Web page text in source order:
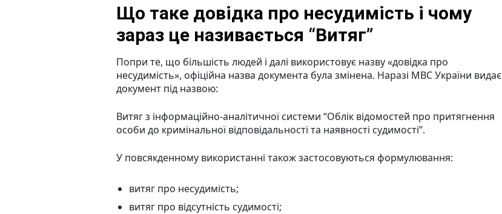
Що таке довідка про несудимість і чому
зараз це називається “Витяг”
Попри те, що більшість людей і далі використовує назву «довідка про
несудимість», офіційна назва документа була змінена. Наразі МВС України видає
документ під назвою:
Витяг з інформаційно-аналітичної системи “Облік відомостей про притягнення
особи до кримінальної відповідальності та наявності судимості”.
У повсякденному використанні також застосовуються формулювання:
витяг про несудимість;
витяг про відсутність судимості;